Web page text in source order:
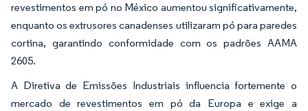
revestimentos em pó no México aumentou significativamente,
enquanto os extrusores canadenses utilizaram pó para paredes
cortina, garantindo conformidade com os padrões AAMA
2605.
A Diretiva de Emissões Industriais influencia fortemente o
mercado de revestimentos em pó da Europa e exige a